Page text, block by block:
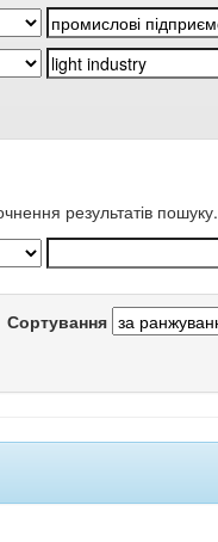
результатів пошуку.
Сортування